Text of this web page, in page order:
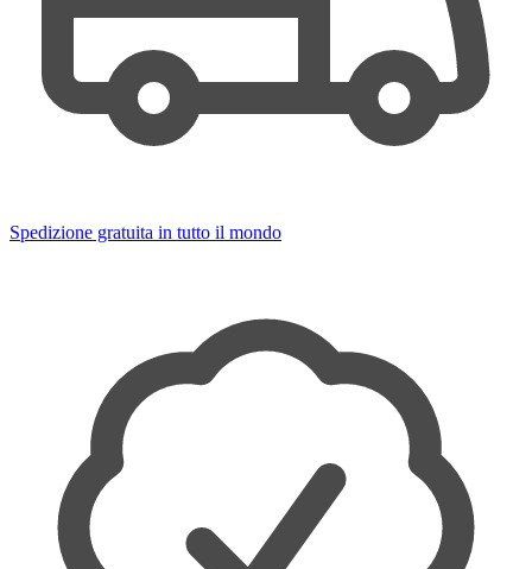
Spedizione gratuita in tutto il mondo